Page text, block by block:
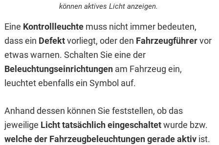
können aktives Licht anzeigen.
Eine Kontrollleuchte muss nicht immer bedeuten,
dass ein Defektvorliegt, oder den Fahrzeugführervor
etwas warnen. Schalten Sie eine der
Beleuchtungseinrichtungen am Fahrzeug ein,
leuchtet ebenfalls ein Symbol auf.
Anhand dessen können Sie feststellen, ob das
jeweilige Licht tatsächlich eingeschaltetwurde bzw.
welche der Fahrzeugbeleuchtungen gerade aktivist.